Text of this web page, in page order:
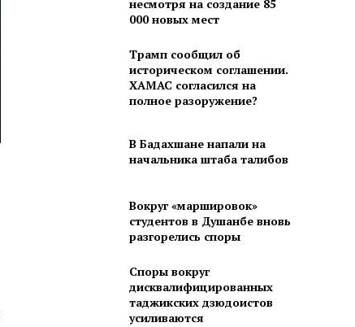
несмотря на создание 85
000 новых мест
Трамп сообщил об
историческом соглашении.
ХАМАС согласился на
полное разоружение?
В Бадахшане напали на
начальника штаба талибов
Вокруг «маршировок»
студентов в Душанбе вновь
разгорелись споры
Споры вокруг
дисквалифицированных
таджикских дзюдоистов
усиливаются